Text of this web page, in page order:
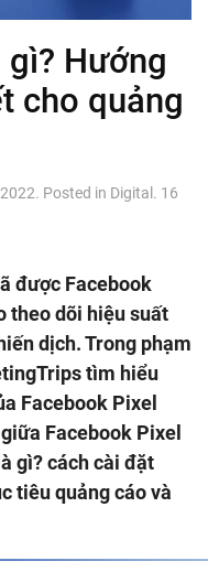
gì? Hướng
cho quảng
. Posted in Digital. 16
được Facebook
theo dõi hiệu suất
dịch. Trong phạm
tìm hiểu
Facebook Pixel
Facebook Pixel
gì? cách cài đặt
tiêu quảng cáo và